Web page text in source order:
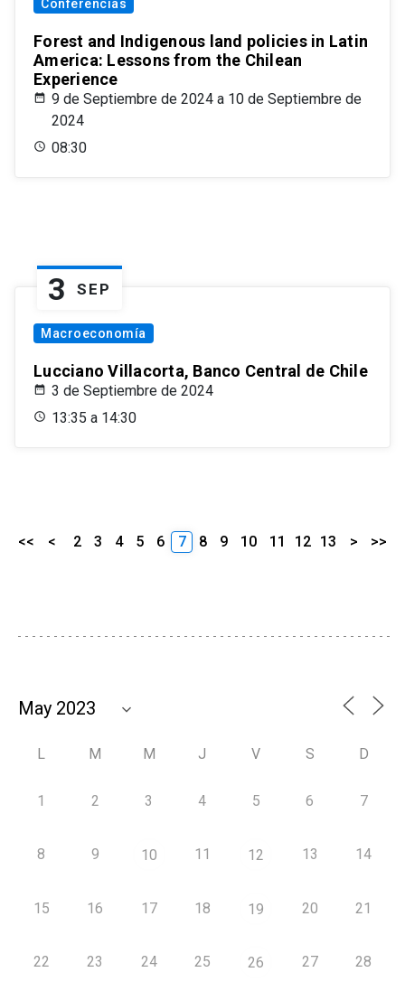
Conferencias
Forest and Indigenous land policies in Latin
America: Lessons from the Chilean
Experience
9 de Septiembre de 2024 a 10 de Septiembre de
2024
08:30
3 SEP
Macroeconomía
Lucciano Villacorta, Banco Central de Chile
3 de Septiembre de 2024
13:35 a 14:30
<< < 2 3 4 5 6 7 8 9 10 11 12 13 > >>
L M M J V S D
1 2 3 4 5 6 7
8 9 10 11 12 13 14
15 16 17 18 19 20 21
22 23 24 25 26 27 28